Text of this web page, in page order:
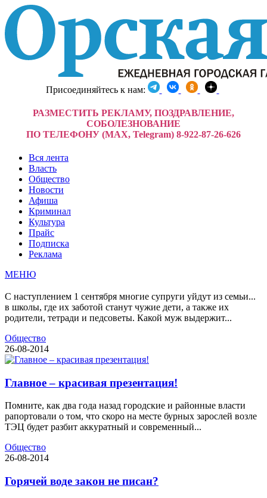
Присоединяйтесь к нам:
РАЗМЕСТИТЬ РЕКЛАМУ, ПОЗДРАВЛЕНИЕ,
СОБОЛЕЗНОВАНИЕ
ПО ТЕЛЕФОНУ (MAX, Telegram) 8-922-87-26-626
Вся лента
Власть
Общество
Новости
Афиша
Криминал
Культура
Прайс
Подписка
Реклама
МЕНЮ
С наступлением 1 сентября многие супруги уйдут из семьи...
в школы, где их заботой станут чужие дети, а также их
родители, тетради и педсоветы. Какой муж выдержит...
Общество
26-08-2014
Главное – красивая презентация!
Помните, как два года назад городские и районные власти
рапортовали о том, что скоро на месте бурных зарослей возле
ТЭЦ будет разбит аккуратный и современный...
Общество
26-08-2014
Горячей воде закон не писан?